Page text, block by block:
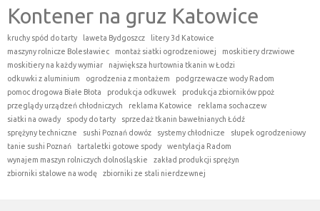
Kontener na gruz Katowice
kruchy spód do tarty laweta Bydgoszcz
litery 3d Katowice
maszyny rolnicze Bolesławiec
montaż siatki ogrodzeniowej
moskitiery drzwiowe
moskitiery na każdy wymiar
największa hurtownia tkanin w Łodzi
odkuwki z aluminium
ogrodzenia z montażem
podgrzewacze wody Radom
pomoc drogowa Białe Błota
produkcja odkuwek
produkcja zbiorników ppoż
przeglądy urządzeń chłodniczych
reklama Katowice
reklama sochaczew
siatki na owady
spody do tarty
sprzedaż tkanin bawełnianych Łódź
sprężyny techniczne
sushi Poznań dowóz systemy chłodnicze
słupek ogrodzeniowy
tanie sushi Poznań
tartaletki gotowe spody
wentylacja Radom
wynajem maszyn rolniczych dolnośląskie
zakład produkcji sprężyn
zbiorniki stalowe na wodę
zbiorniki ze stali nierdzewnej